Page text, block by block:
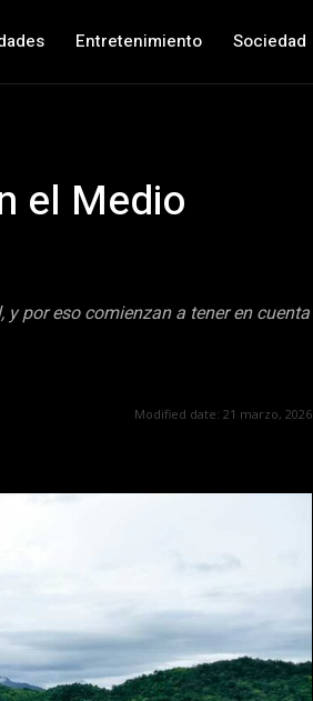
Entretenimiento Sociedad
el Medio
por eso comienzan a tener en cuenta
Modified date: 21 marzo, 2026